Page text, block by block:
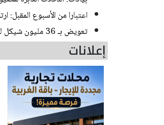
اعتبارا من الأسبوع المقبل:
تعويض بـ 36 مليون شيكل لزبائن شركة ‘سوبر غار باور‘ بعد اكتشاف زبونة انها تدفع أكثر من جيرانها!
إعلانات